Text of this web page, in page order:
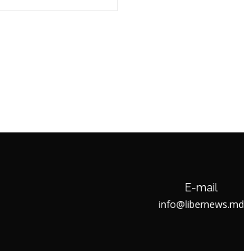
E-mail
info@libernews.md